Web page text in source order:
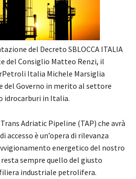
del Decreto SBLOCCA ITALIA
del Consiglio Matteo Renzi, il
Italia Michele Marsiglia
del Governo in merito al settore
idrocarburi in Italia.
Adriatic Pipeline (TAP) che avrà
accesso è un’opera di rilevanza
energetico del nostro
sempre quello del giusto
industriale petrolifera.